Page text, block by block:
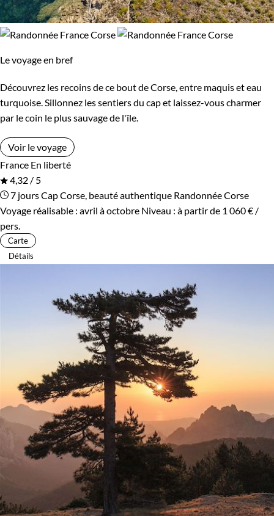
Le voyage en bref
Découvrez les recoins de ce bout de Corse, entre maquis et eau
turquoise. Sillonnez les sentiers du cap et laissez-vous charmer
par le coin le plus sauvage de l'île.
Voir le voyage
France En liberté
4,32 / 5
7 joursCap Corse, beauté authentique Randonnée Corse
Voyage réalisable : avril à octobre Niveau : à partir de 1 060 € /
pers.
Carte
Détails